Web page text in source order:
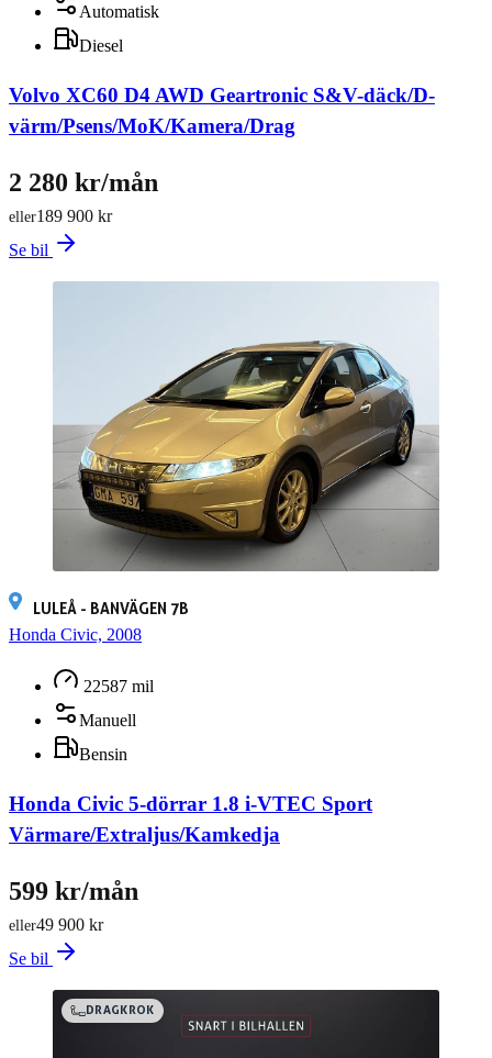
Automatisk
Diesel
Volvo XC60 D4 AWD Geartronic S&V-däck/D-
värm/Psens/MoK/Kamera/Drag
189 900 kr
eller
2 280 kr/mån
Se bil
LULEÅ - BANVÄGEN 7B
Honda Civic, 2008
22587 mil
Manuell
Bensin
Honda Civic 5-dörrar 1.8 i-VTEC Sport
Värmare/Extraljus/Kamkedja
49 900 kr
eller
599 kr/mån
Se bil
DRAGKROK